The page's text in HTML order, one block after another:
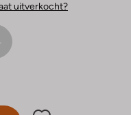
uitverkocht?